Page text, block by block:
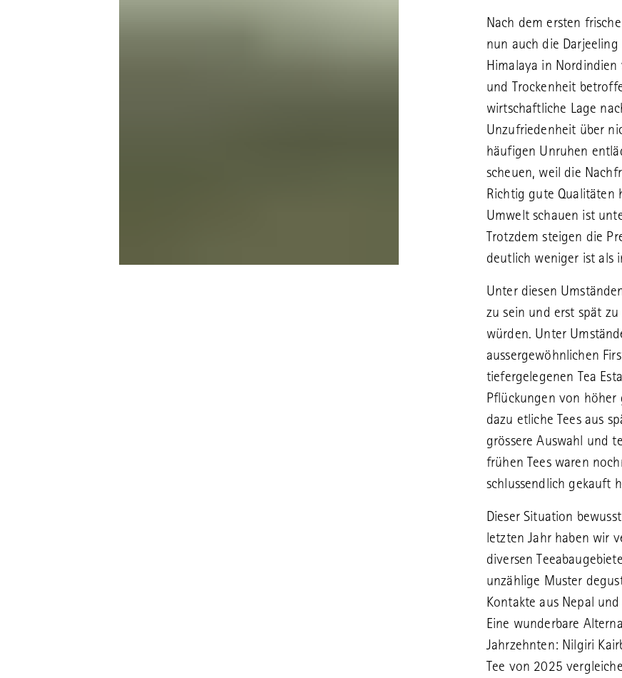
Nach dem ersten
nun auch die
Himalaya in
und Trockenheit
wirtschaftliche Lage
Unzufriedenheit über
häufigen Unruhen
scheuen, weil die
Richtig gute Qualitäten
Umwelt schauen ist
Trotzdem steigen die
deutlich weniger ist als
Unter diesen
zu sein und erst spät
würden. Unter
aussergewöhnlichen
tiefergelegenen Tea
Pflückungen von höher
dazu etliche Tees aus
grössere Auswahl und
frühen Tees waren
schlussendlich gekauft
Dieser Situation
letzten Jahr haben wir
diversen
unzählige Muster
Kontakte aus Nepal
Eine wunderbare
Jahrzehnten: Nilgiri
Tee von 2025